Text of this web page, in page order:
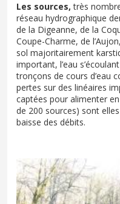
Les sources, très
réseau hydrographique
de la Digeanne, de la
Coupe-Charme, de
sol majoritairement
important, l’eau
tronçons de cours d’eau
pertes sur des linéaires
captées pour alimenter
de 200 sources) sont
baisse des débits.